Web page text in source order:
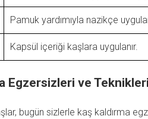
Pamuk yardımıyla nazikçe
Kapsül içeriği kaşlara uygulanır.
Egzersizleri ve Teknikleri
bugün sizlerle kaş kaldırma